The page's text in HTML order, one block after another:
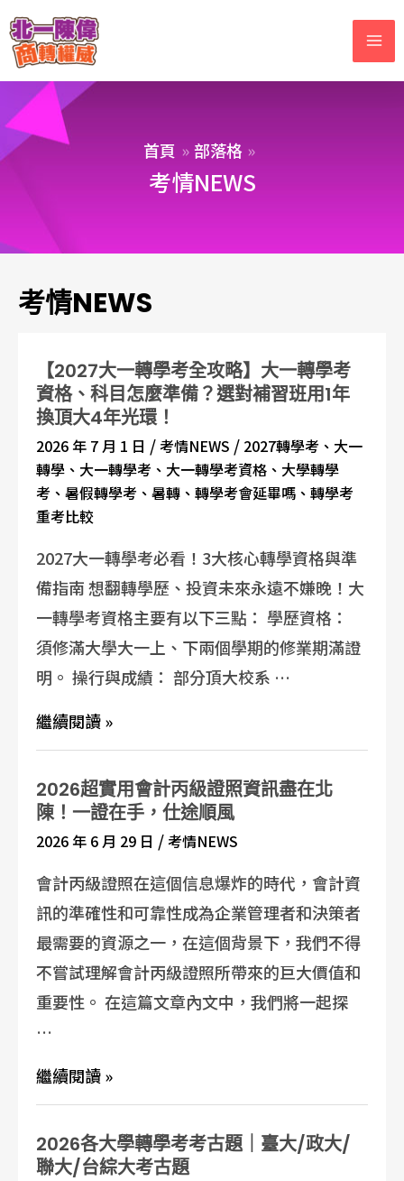
首頁 部落格
考情NEWS
考情NEWS
【2027大一轉學考全攻略】大一轉學考
資格、科目怎麼準備？選對補習班用1年
換頂大4年光環！
2026 年 7 月 1 日 / 考情NEWS / 2027轉學考 、 大一
轉學 、 大一轉學考 、 大一轉學考資格 、 大學轉學
考 、暑假轉學考 、暑轉 、轉學考會延畢嗎 、轉學考
重考比較
2027大一轉學考必看！3大核心轉學資格與準
備指南 想翻轉學歷、投資未來永遠不嫌晚！大
一轉學考資格主要有以下三點： 學歷資格：
須修滿大學大一上、下兩個學期的修業期滿證
明。 操行與成績： 部分頂大校系 …
繼續閱讀 »
2026超實用會計丙級證照資訊盡在北
陳！一證在手，仕途順風
2026 年 6 月 29 日 / 考情NEWS
會計丙級證照在這個信息爆炸的時代，會計資
訊的準確性和可靠性成為企業管理者和決策者
最需要的資源之一，在這個背景下，我們不得
不嘗試理解會計丙級證照所帶來的巨大價值和
重要性。 在這篇文章內文中，我們將一起探
…
繼續閱讀 »
2026各大學轉學考考古題｜臺大/政大/
聯大/台綜大考古題